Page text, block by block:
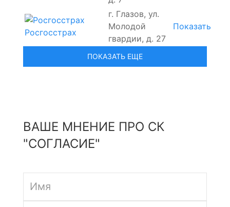
Росгосстрах
г. Глазов, ул.
Молодой
гвардии, д. 27
Показать
ВАШЕ МНЕНИЕ ПРО СК
"СОГЛАСИЕ"